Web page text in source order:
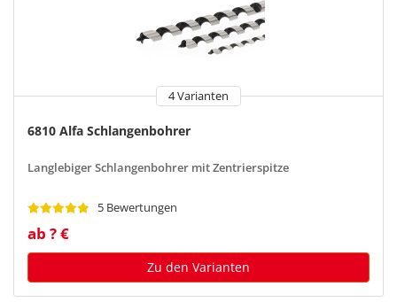
4 Varianten
6810 Alfa Schlangenbohrer
Langlebiger Schlangenbohrer mit Zentrierspitze
5 Bewertungen
ab ? €
Zu den Varianten